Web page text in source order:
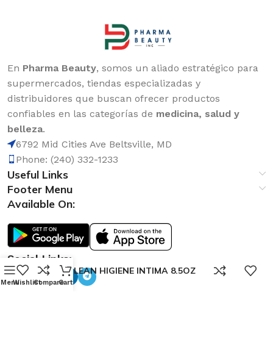
En Pharma Beauty, somos un aliado estratégico para
supermercados, tiendas especializadas y
distribuidores que buscan ofrecer productos
confiables en las categorías de medicina, salud y
belleza.
6792 Mid Cities Ave Beltsville, MD
Phone: (240) 332-1233
Useful Links
Footer Menu
Available On:
Social Links:
GINECLEAN HIGIENE INTIMA 8.5OZ
MenuWishlistCompare
0
Cart